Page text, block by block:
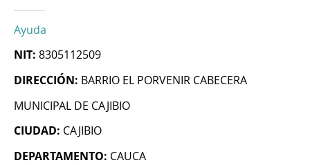
Ayuda
NIT: 8305112509
DIRECCIÓN: BARRIO EL PORVENIR CABECERA
MUNICIPAL DE CAJIBIO
CIUDAD: CAJIBIO
DEPARTAMENTO: CAUCA